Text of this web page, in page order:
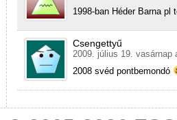
1998-ban Héder Barna pl
Csengettyű
2009. július 19. vasárnap
2008 svéd pontbemondó